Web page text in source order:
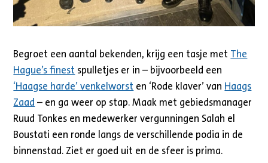
Begroet een aantal bekenden, krijg een tasje met The
Hague’s finest spulletjes er in – bijvoorbeeld een
‘Haagse harde’ venkelworst en ‘Rode klaver’ van Haags
Zaad – en ga weer op stap. Maak met gebiedsmanager
Ruud Tonkes en medewerker vergunningen Salah el
Boustati een ronde langs de verschillende podia in de
binnenstad. Ziet er goed uit en de sfeer is prima.